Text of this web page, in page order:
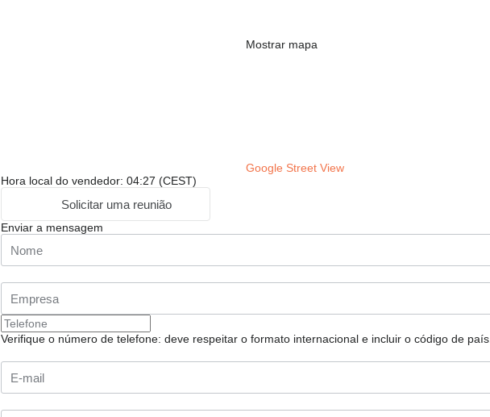
Mostrar mapa
Google Street View
Hora local do vendedor: 04:27 (CEST)
Solicitar uma reunião
Enviar a mensagem
Verifique o número de telefone: deve respeitar o formato internacional e incluir o código de país.